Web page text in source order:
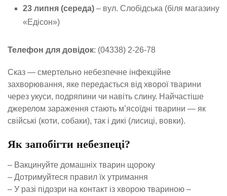
23 липня (середа) – вул. Слобідська (біля магазину
«Едісон»)
Телефон для довідок: (04338) 2-26-78
Сказ — смертельно небезпечне інфекційне
захворювання, яке передається від хворої тварини
через укуси, подряпини чи навіть слину. Найчастіше
джерелом зараження стають м’ясоїдні тварини — як
свійські (коти, собаки), так і дикі (лисиці, вовки).
Як запобігти небезпеці?
– Вакцинуйте домашніх тварин щороку
– Дотримуйтеся правил їх утримання
– У разі підозри на контакт із хворою твариною –